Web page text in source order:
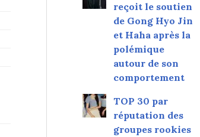
reçoit le soutien
de Gong Hyo Jin
et Haha après la
polémique
autour de son
comportement
TOP 30 par
réputation des
groupes rookies